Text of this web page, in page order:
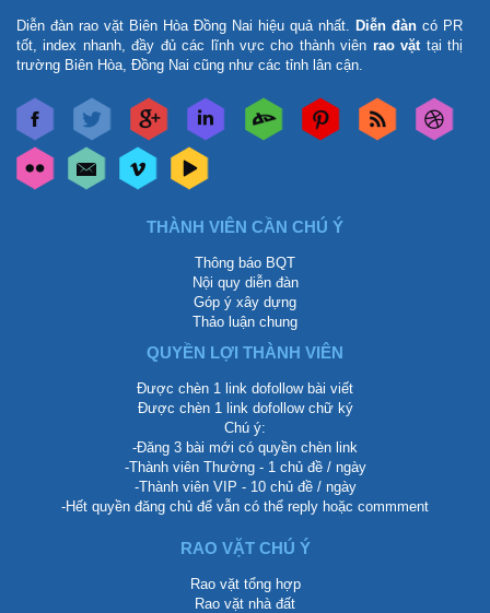
Diễn đàn rao vặt Biên Hòa Đồng Nai hiệu quả nhất. Diễn đàn có PR
tốt, index nhanh, đầy đủ các lĩnh vực cho thành viên rao vặt tại thị
trường Biên Hòa, Đồng Nai cũng như các tỉnh lân cận.
THÀNH VIÊN CẦN CHÚ Ý
Thông báo BQT
Nội quy diễn đàn
Góp ý xây dựng
Thảo luận chung
QUYỀN LỢI THÀNH VIÊN
Được chèn 1 link dofollow bài viết
Được chèn 1 link dofollow chữ ký
Chú ý:
-Đăng 3 bài mới có quyền chèn link
-Thành viên Thường - 1 chủ đề / ngày
-Thành viên VIP - 10 chủ đề / ngày
-Hết quyền đăng chủ để vẫn có thể reply hoặc commment
RAO VẶT CHÚ Ý
Rao vặt tổng hợp
Rao vặt nhà đất